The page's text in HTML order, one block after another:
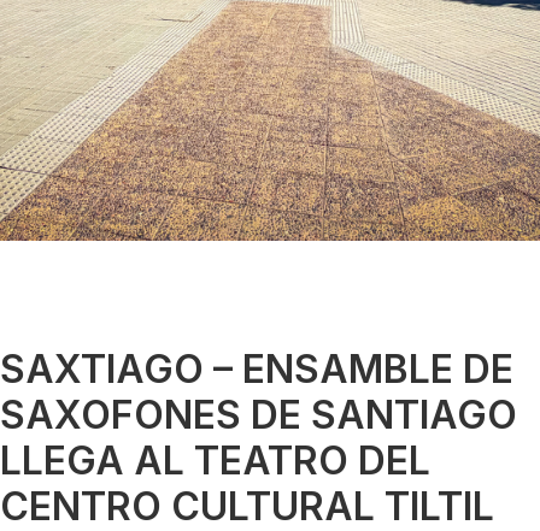
SAXTIAGO – ENSAMBLE DE
SAXOFONES DE SANTIAGO
LLEGA AL TEATRO DEL
CENTRO CULTURAL TILTIL